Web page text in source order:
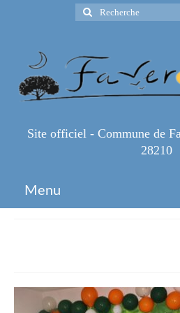
Rechercher
:
Site officiel - Commune de
28210
Menu
Infos Pratiques